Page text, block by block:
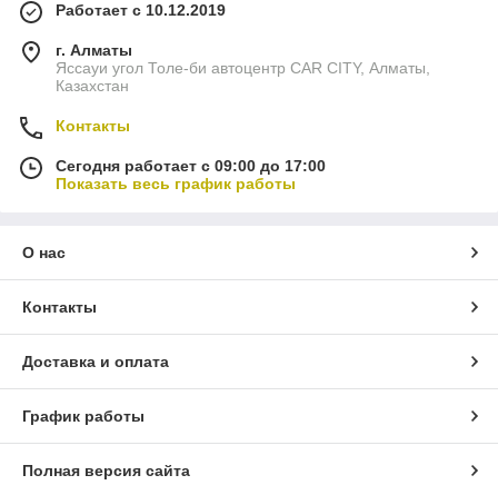
Работает с 10.12.2019
г. Алматы
Яссауи угол Толе-би автоцентр CAR CITY, Алматы,
Казахстан
Контакты
Сегодня работает с 09:00 до 17:00
Показать весь график работы
О нас
Контакты
Доставка и оплата
График работы
Полная версия сайта